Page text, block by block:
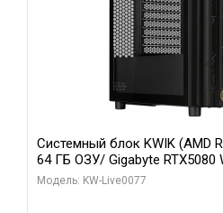
Системный блок KWIK (AMD
64 ГБ ОЗУ/ Gigabyte RTX5080
16GB GDDR7 256b/ 960 ГБ SSD)
Модель: KW-Live0077